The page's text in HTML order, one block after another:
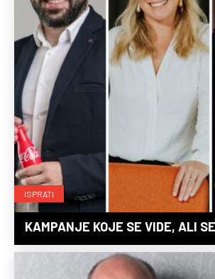
ISPRATI
KAMPANJE KOJE SE VIDE, ALI